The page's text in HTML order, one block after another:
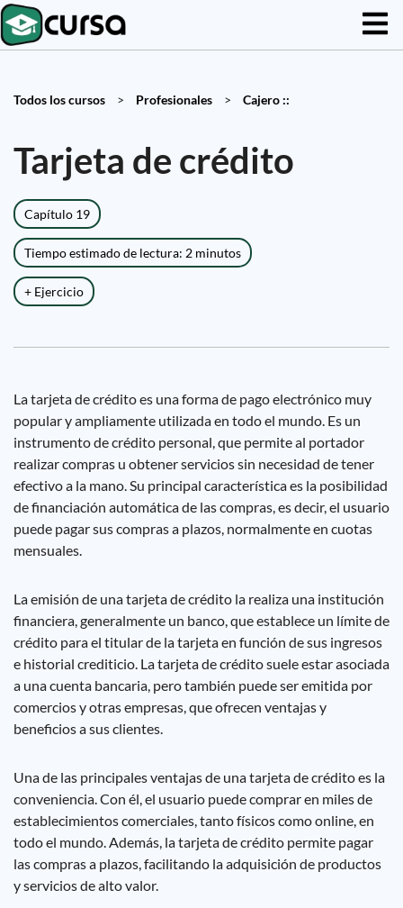
Todos los cursos > Profesionales > Cajero ::
Tarjeta de crédito
Capítulo 19
Tiempo estimado de lectura: 2 minutos
+ Ejercicio
La tarjeta de crédito es una forma de pago electrónico muy
popular y ampliamente utilizada en todo el mundo. Es un
instrumento de crédito personal, que permite al portador
realizar compras u obtener servicios sin necesidad de tener
efectivo a la mano. Su principal característica es la posibilidad
de financiación automática de las compras, es decir, el usuario
puede pagar sus compras a plazos, normalmente en cuotas
mensuales.
La emisión de una tarjeta de crédito la realiza una institución
financiera, generalmente un banco, que establece un límite de
crédito para el titular de la tarjeta en función de sus ingresos
e historial crediticio. La tarjeta de crédito suele estar asociada
a una cuenta bancaria, pero también puede ser emitida por
comercios y otras empresas, que ofrecen ventajas y
beneficios a sus clientes.
Una de las principales ventajas de una tarjeta de crédito es la
conveniencia. Con él, el usuario puede comprar en miles de
establecimientos comerciales, tanto físicos como online, en
todo el mundo. Además, la tarjeta de crédito permite pagar
las compras a plazos, facilitando la adquisición de productos
y servicios de alto valor.